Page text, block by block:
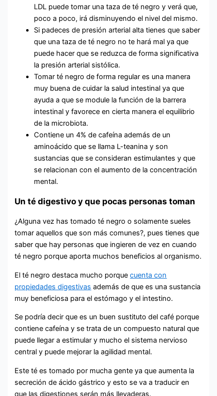
LDL puede tomar una taza de té negro y verá que,
poco a poco, irá disminuyendo el nivel del mismo.
Si padeces de presión arterial alta tienes que saber
que una taza de té negro no te hará mal ya que
puede hacer que se reduzca de forma significativa
la presión arterial sistólica.
Tomar té negro de forma regular es una manera
muy buena de cuidar la salud intestinal ya que
ayuda a que se module la función de la barrera
intestinal y favorece en cierta manera el equilibrio
de la microbiota.
Contiene un 4% de cafeína además de un
aminoácido que se llama L-teanina y son
sustancias que se consideran estimulantes y que
se relacionan con el aumento de la concentración
mental.
Un té digestivo y que pocas personas toman
¿Alguna vez has tomado té negro o solamente sueles
tomar aquellos que son más comunes?, pues tienes que
saber que hay personas que ingieren de vez en cuando
té negro porque aporta muchos beneficios al organismo.
El té negro destaca mucho porquecuenta con
propiedades digestivas además de que es una sustancia
muy beneficiosa para el estómago y el intestino.
Se podría decir que es un buen sustituto del café porque
contiene cafeína y se trata de un compuesto natural que
puede llegar a estimular y mucho el sistema nervioso
central y puede mejorar la agilidad mental.
Este té es tomado por mucha gente ya que aumenta la
secreción de ácido gástrico y esto se va a traducir en
que las digestiones serán más llevaderas.